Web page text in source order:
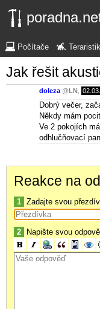
Počítače
Jak řešit
doleza @LN
Dobrý večer,
Někdy mám
Ve 2 pokojích
odhlučňovací
Reakce na
1 Zadajte svou
2 Napište svou